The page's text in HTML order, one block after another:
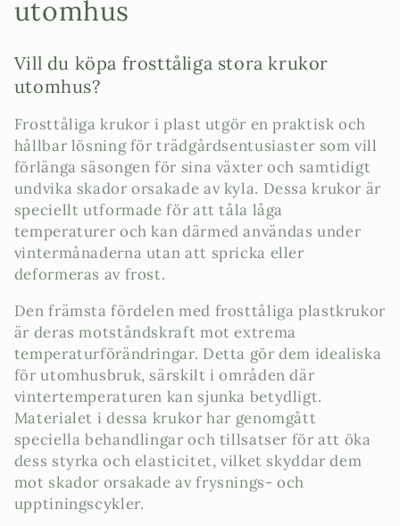
r
d
u
k
t
s
e
r
i
e
:
utomhus
Vill du köpa frosttåliga stora krukor
utomhus?
Frosttåliga krukor i plast utgör en praktisk och
hållbar lösning för trädgårdsentusiaster som vill
förlänga säsongen för sina växter och samtidigt
undvika skador orsakade av kyla. Dessa krukor är
speciellt utformade för att tåla låga
temperaturer och kan därmed användas under
vintermånaderna utan att spricka eller
deformeras av frost.
Den främsta fördelen med frosttåliga plastkrukor
är deras motståndskraft mot extrema
temperaturförändringar. Detta gör dem idealiska
för utomhusbruk, särskilt i områden där
vintertemperaturen kan sjunka betydligt.
Materialet i dessa krukor har genomgått
speciella behandlingar och tillsatser för att öka
dess styrka och elasticitet, vilket skyddar dem
mot skador orsakade av frysnings- och
upptiningscykler.